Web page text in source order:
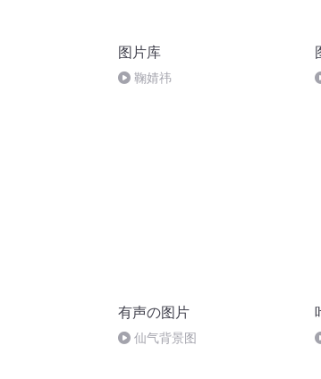
图片库
鞠婧祎
有声の图片
仙气背景图